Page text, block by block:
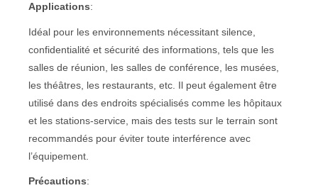
Applications:
Idéal pour les environnements nécessitant silence,
confidentialité et sécurité des informations, tels que les
salles de réunion, les salles de conférence, les musées,
les théâtres, les restaurants, etc. Il peut également être
utilisé dans des endroits spécialisés comme les hôpitaux
et les stations-service, mais des tests sur le terrain sont
recommandés pour éviter toute interférence avec
l’équipement.
Précautions: